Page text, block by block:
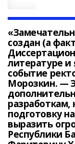
создан (а
литературе
событие
Морозкин. —
разработкам,
подготовку
выразить
Республики